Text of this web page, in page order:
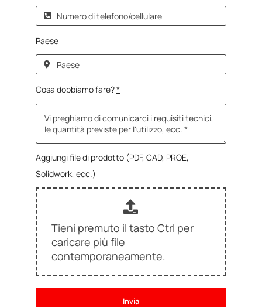
Paese
Cosa dobbiamo fare?*
Aggiungi file di prodotto (PDF, CAD, PROE,
Solidwork, ecc.)
Tieni premuto il tasto Ctrl per
caricare più file
contemporaneamente.
Invia